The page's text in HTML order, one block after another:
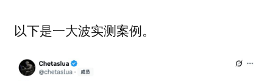
以下是一大波实测案例。